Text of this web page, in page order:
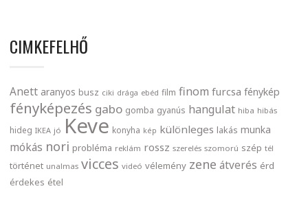
CIMKEFELHŐ
Anett aranyos busz ciki drága ebéd film finom furcsa fénykép
fényképezés gabo gomba gyanús hangulat hiba hibás
hideg IKEA jó Keve konyha kép különleges lakás munka
mókás nori probléma reklám rossz szerelés szomorú szép tél
történet unalmas vicces videó vélemény zene átverés érd
érdekes étel